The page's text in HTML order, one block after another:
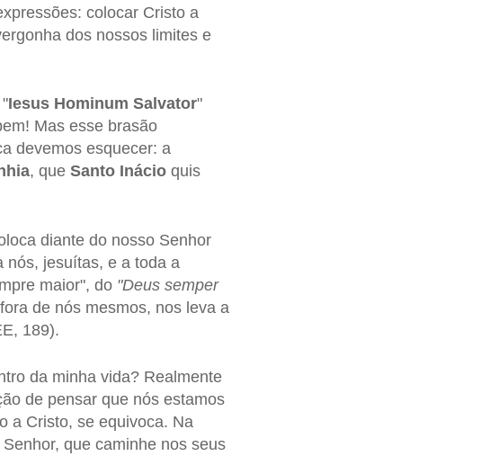
colocar Cristo a
dos nossos limites e
Iesus Hominum Salvator"
Mas esse brasão
devemos esquecer: a
, que Santo Inácio quis
diante do nosso Senhor
nós, jesuítas, e a toda a
maior", do "Deus semper
de nós mesmos, nos leva a
189).
da minha vida? Realmente
de pensar que nós estamos
a Cristo, se equivoca. Na
que caminhe nos seus